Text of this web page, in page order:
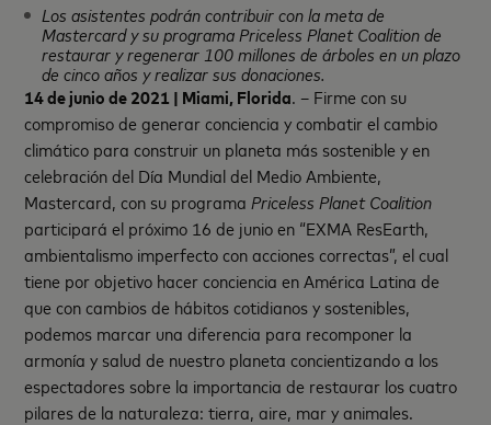
Los asistentes podrán contribuir con la meta de
Mastercard y su programa Priceless Planet Coalition de
restaurar y regenerar 100 millones de árboles en un plazo
de cinco años y realizar sus donaciones.
14de junio de 2021 | Miami, Florida. – Firme con su
compromiso de generar conciencia y combatir el cambio
climático para construir un planeta más sostenible y en
celebración del Día Mundial del Medio Ambiente,
Mastercard, con su programa Priceless Planet Coalition
participará el próximo 16 de junio en “EXMA ResEarth,
ambientalismo imperfecto con acciones correctas”, el cual
tiene por objetivo hacer conciencia en América Latina de
que con cambios de hábitos cotidianos y sostenibles,
podemos marcar una diferencia para recomponer la
armonía y salud de nuestro planeta concientizando a los
espectadores sobre la importancia de restaurar los cuatro
pilares de la naturaleza: tierra, aire, mar y animales.